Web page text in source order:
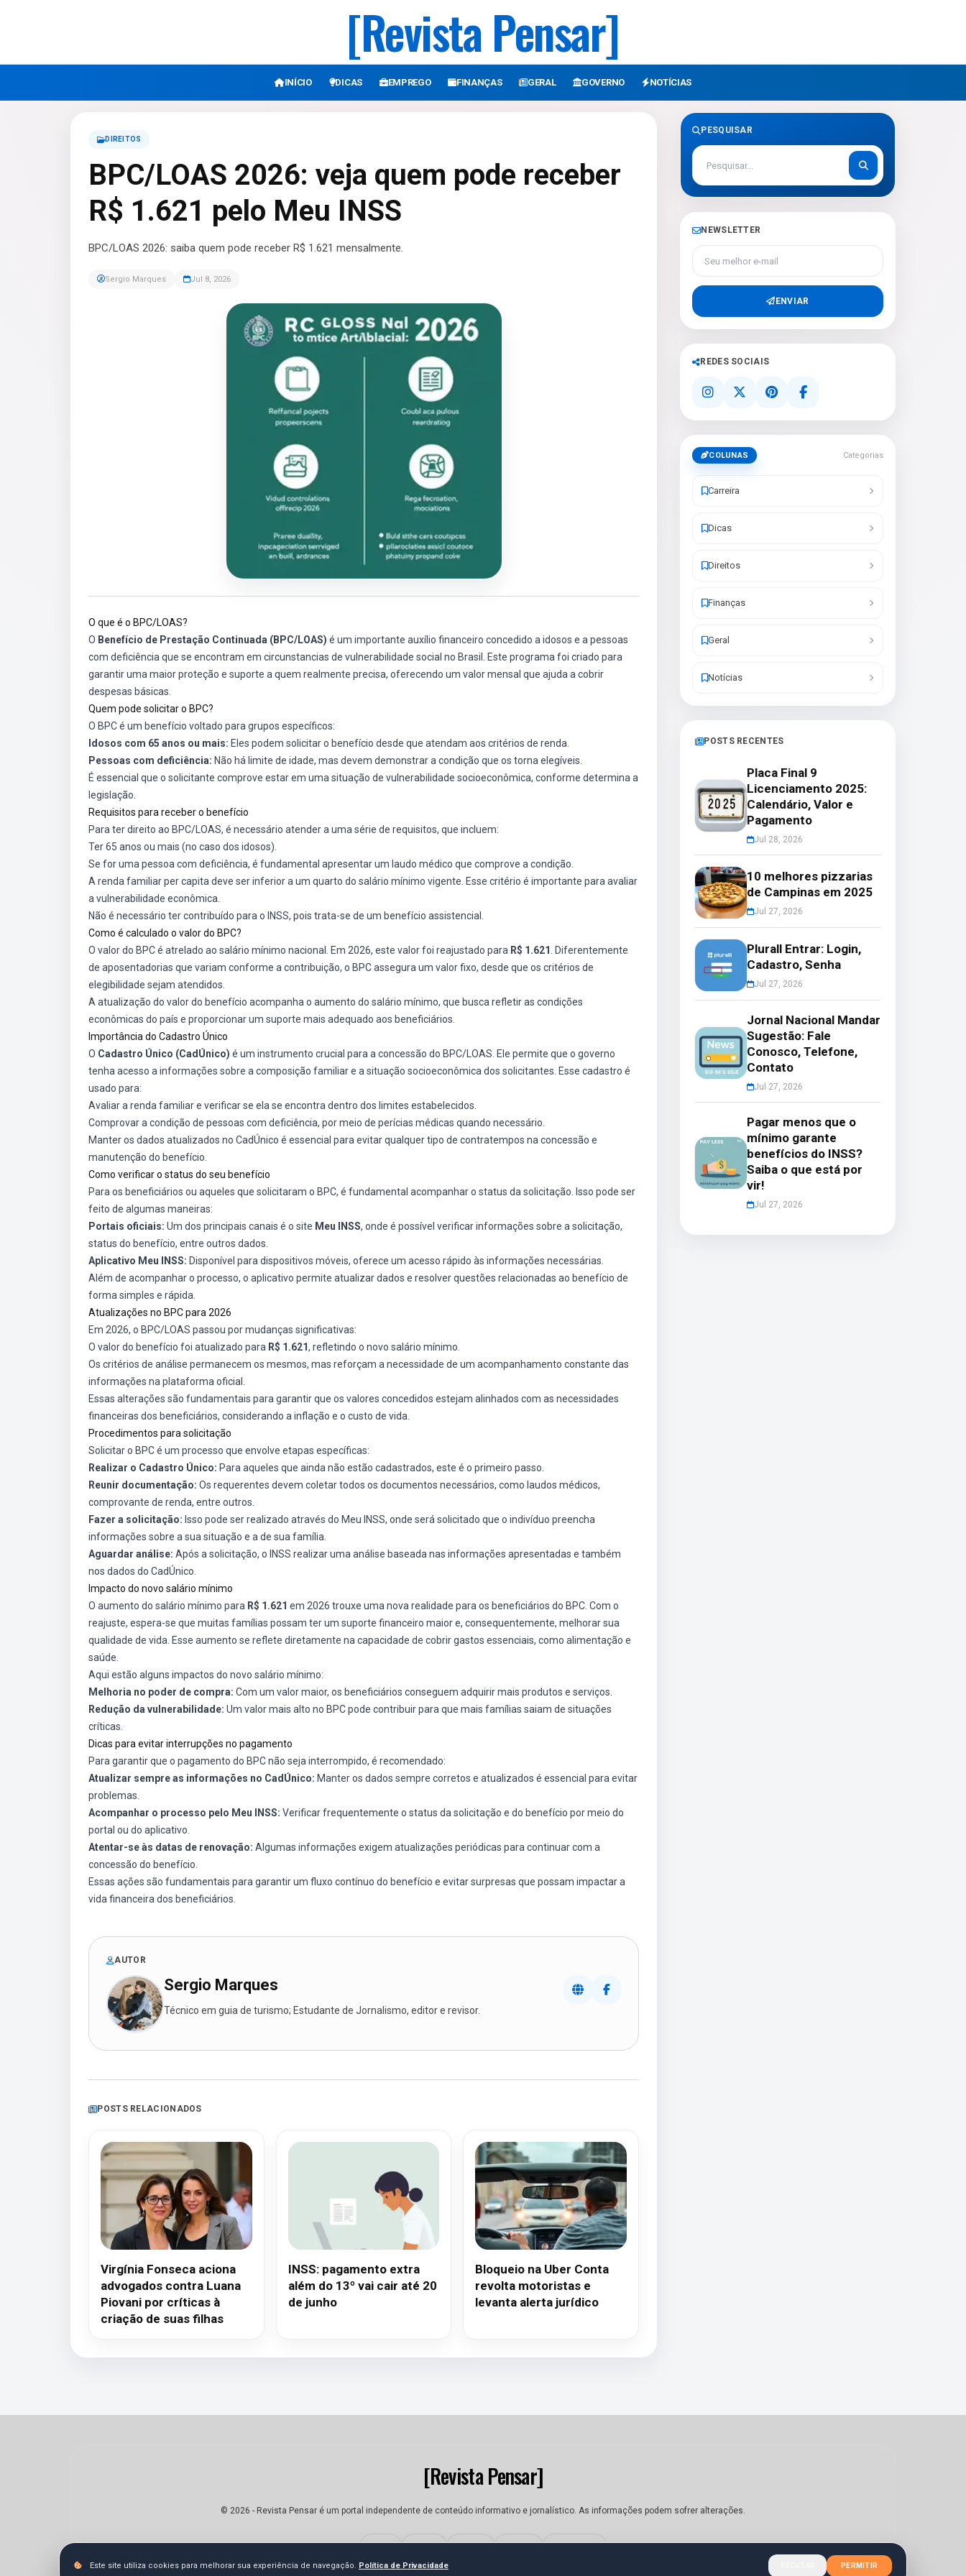
[Revista Pensar]
INÍCIO DICAS EMPREGO FINANÇAS GERAL GOVERNO NOTÍCIAS
DIREITOS
BPC/LOAS 2026: veja quem pode receber
R$ 1.621 pelo Meu INSS
BPC/LOAS 2026: saiba quem pode receber R$ 1.621 mensalmente.
Sergio Marques Jul 8, 2026
O que é o BPC/LOAS?
O Benefício de Prestação Continuada (BPC/LOAS) é um importante auxílio financeiro concedido a idosos e a pessoas
com deficiência que se encontram em circunstancias de vulnerabilidade social no Brasil. Este programa foi criado para
garantir uma maior proteção e suporte a quem realmente precisa, oferecendo um valor mensal que ajuda a cobrir
despesas básicas.
Quem pode solicitar o BPC?
O BPC é um benefício voltado para grupos específicos:
Idosos com 65 anos ou mais: Eles podem solicitar o benefício desde que atendam aos critérios de renda.
Pessoas com deficiência: Não há limite de idade, mas devem demonstrar a condição que os torna elegíveis.
É essencial que o solicitante comprove estar em uma situação de vulnerabilidade socioeconômica, conforme determina a
legislação.
Requisitos para receber o benefício
Para ter direito ao BPC/LOAS, é necessário atender a uma série de requisitos, que incluem:
Ter 65 anos ou mais (no caso dos idosos).
Se for uma pessoa com deficiência, é fundamental apresentar um laudo médico que comprove a condição.
A renda familiar per capita deve ser inferior a um quarto do salário mínimo vigente. Esse critério é importante para avaliar
a vulnerabilidade econômica.
Não é necessário ter contribuído para o INSS, pois trata-se de um benefício assistencial.
Como é calculado o valor do BPC?
O valor do BPC é atrelado ao salário mínimo nacional. Em 2026, este valor foi reajustado para R$ 1.621
. Diferentemente
de aposentadorias que variam conforme a contribuição, o BPC assegura um valor fixo, desde que os critérios de
elegibilidade sejam atendidos.
A atualização do valor do benefício acompanha o aumento do salário mínimo, que busca refletir as condições
econômicas do país e proporcionar um suporte mais adequado aos beneficiários.
Importância do Cadastro Único
O Cadastro Único (CadÚnico) é um instrumento crucial para a concessão do BPC/LOAS. Ele permite que o governo
tenha acesso a informações sobre a composição familiar e a situação socioeconômica dos solicitantes. Esse cadastro é
usado para:
Avaliar a renda familiar e verificar se ela se encontra dentro dos limites estabelecidos.
Comprovar a condição de pessoas com deficiência, por meio de perícias médicas quando necessário.
Manter os dados atualizados no CadÚnico é essencial para evitar qualquer tipo de contratempos na concessão e
manutenção do benefício.
Como verificar o status do seu benefício
Para os beneficiários ou aqueles que solicitaram o BPC, é fundamental acompanhar o status da solicitação. Isso pode ser
feito de algumas maneiras:
Portais oficiais: Um dos principais canais é o site Meu INSS, onde é possível verificar informações sobre a solicitação,
status do benefício, entre outros dados.
Aplicativo Meu INSS: Disponível para dispositivos móveis, oferece um acesso rápido às informações necessárias.
Além de acompanhar o processo, o aplicativo permite atualizar dados e resolver questões relacionadas ao benefício de
forma simples e rápida.
Atualizações no BPC para 2026
Em 2026, o BPC/LOAS passou por mudanças significativas:
O valor do benefício foi atualizado para R$ 1.621, refletindo o novo salário mínimo.
Os critérios de análise permanecem os mesmos, mas reforçam a necessidade de um acompanhamento constante das
informações na plataforma oficial.
Essas alterações são fundamentais para garantir que os valores concedidos estejam alinhados com as necessidades
financeiras dos beneficiários, considerando a inflação e o custo de vida.
Procedimentos para solicitação
Solicitar o BPC é um processo que envolve etapas específicas:
Realizar o Cadastro Único: Para aqueles que ainda não estão cadastrados, este é o primeiro passo.
Reunir documentação: Os requerentes devem coletar todos os documentos necessários, como laudos médicos,
comprovante de renda, entre outros.
Fazer a solicitação: Isso pode ser realizado através do Meu INSS, onde será solicitado que o indivíduo preencha
informações sobre a sua situação e a de sua família.
Aguardar análise: Após a solicitação, o INSS realizar uma análise baseada nas informações apresentadas e também
nos dados do CadÚnico.
Impacto do novo salário mínimo
O aumento do salário mínimo para R$ 1.621 em 2026 trouxe uma nova realidade para os beneficiários do BPC. Com o
reajuste, espera-se que muitas famílias possam ter um suporte financeiro maior e, consequentemente, melhorar sua
qualidade de vida. Esse aumento se reflete diretamente na capacidade de cobrir gastos essenciais, como alimentação e
saúde.
Aqui estão alguns impactos do novo salário mínimo:
Melhoria no poder de compra: Com um valor maior, os beneficiários conseguem adquirir mais produtos e serviços.
Redução da vulnerabilidade: Um valor mais alto no BPC pode contribuir para que mais famílias saiam de situações
críticas.
Dicas para evitar interrupções no pagamento
Para garantir que o pagamento do BPC não seja interrompido, é recomendado:
Atualizar sempre as informações no CadÚnico: Manter os dados sempre corretos e atualizados é essencial para evitar
problemas.
Acompanhar o processo pelo Meu INSS: Verificar frequentemente o status da solicitação e do benefício por meio do
portal ou do aplicativo.
Atentar-se às datas de renovação: Algumas informações exigem atualizações periódicas para continuar com a
concessão do benefício.
Essas ações são fundamentais para garantir um fluxo contínuo do benefício e evitar surpresas que possam impactar a
vida financeira dos beneficiários.
AUTOR
Sergio Marques
Técnico em guia de turismo; Estudante de Jornalismo, editor e revisor.
POSTS RELACIONADOS
Virgínia Fonseca aciona
advogados contra Luana
Piovani por críticas à
criação de suas filhas
INSS: pagamento extra
além do 13º vai cair até 20
de junho
Bloqueio na Uber Conta
revolta motoristas e
levanta alerta jurídico
PESQUISAR
NEWSLETTER
Seu melhor e-mail
ENVIAR
REDES SOCIAIS
COLUNAS Categorias
Carreira
Dicas
Direitos
Finanças
Geral
Notícias
POSTS RECENTES
Placa Final 9
Licenciamento 2025:
Calendário, Valor e
Pagamento
Jul 28, 2026
10 melhores pizzarias
de Campinas em 2025
Jul 27, 2026
Plurall Entrar: Login,
Cadastro, Senha
Jul 27, 2026
Jornal Nacional Mandar
Sugestão: Fale
Conosco, Telefone,
Contato
Jul 27, 2026
Pagar menos que o
mínimo garante
benefícios do INSS?
Saiba o que está por
vir!
Jul 27, 2026
[Revista Pensar]
© 2026 - Revista Pensar é um portal independente de conteúdo informativo e jornalístico. As informações podem sofrer alterações.
Sobre Equipe Contato Termos Privacidade
Este site utiliza cookies para melhorar sua experiência de navegação. Política de Privacidade PERMITIR